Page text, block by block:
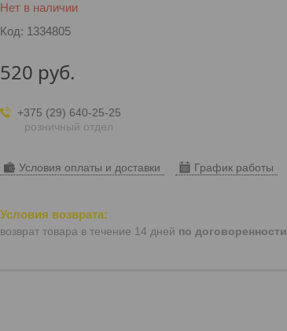
Нет в наличии
Код: 1334805
520 руб.
+375 (29) 640-25-25
розничный отдел
Условия оплаты и доставки График работы
возврат товара в течение 14 дней по договоренности